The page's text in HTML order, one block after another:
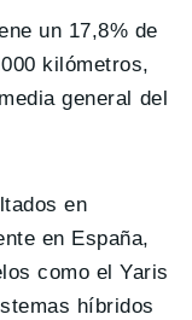
un 17,8% de
kilómetros,
general del
en
en España,
como el Yaris
híbridos